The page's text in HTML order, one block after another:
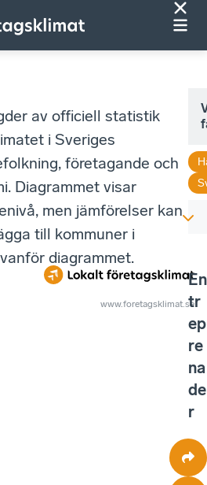
av officiell statistik
i Sveriges
företagande och
Diagrammet visar
men jämförelser kan
till kommuner i
diagrammet.
www.foretagsklimat.se
En
tr
ep
re
na
de
r